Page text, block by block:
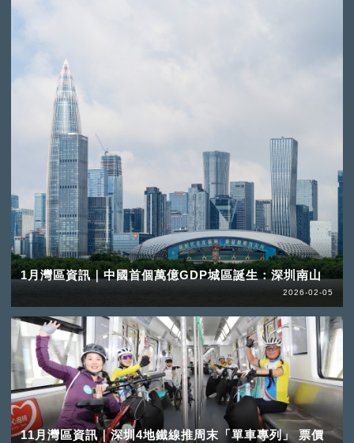
1月灣區資訊｜中國首個萬億GDP城區誕生：深圳南山
2026-02-05
11月灣區資訊｜深圳4地鐵線推周末「單車專列」 票價